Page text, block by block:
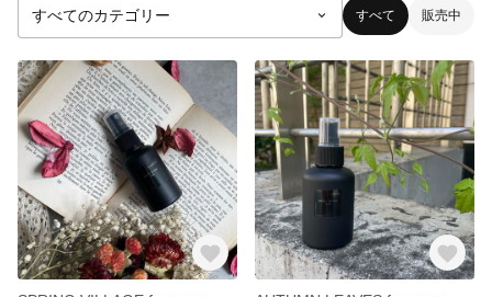
すべて 販売中